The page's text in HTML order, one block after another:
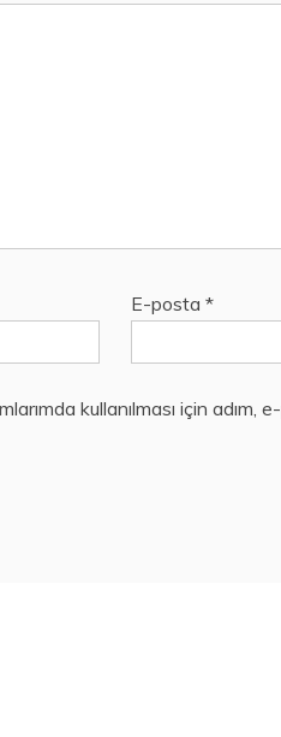
E-posta*
kullanılması için